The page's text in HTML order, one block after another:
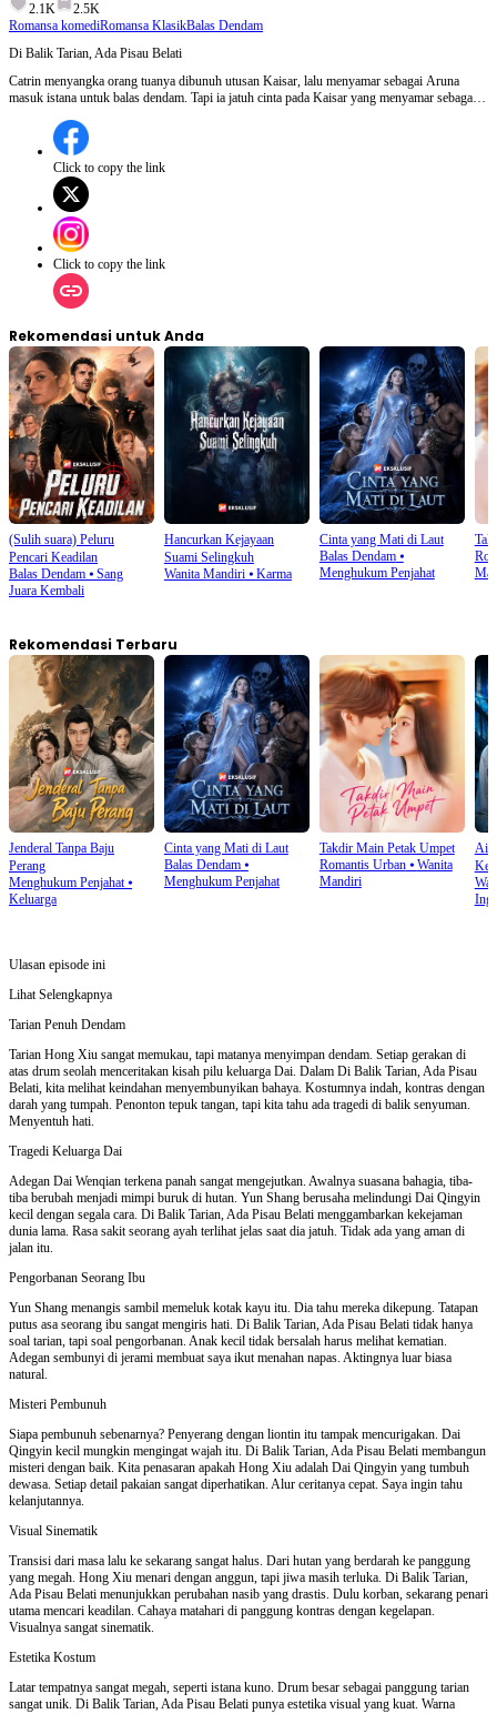
2.1K
2.5K
Romansa komediRomansa KlasikBalas Dendam
Di Balik Tarian, Ada Pisau Belati
Catrin menyangka orang tuanya dibunuh utusan Kaisar, lalu menyamar sebagai Aruna
masuk istana untuk balas dendam. Tapi ia jatuh cinta pada Kaisar yang menyamar sebagai
pelaku sebenarnya. Mereka membongkar konspirasi, Catrin mendapat balasan, dan nikahi
Kaisar.
Click to copy the link
Click to copy the link
Rekomendasi untuk Anda
(Sulih suara) Peluru
Pencari Keadilan
Balas Dendam ⦁ Sang
Juara Kembali
Hancurkan Kejayaan
Suami Selingkuh
Wanita Mandiri⦁ Karma
Cinta yang Mati di Laut
Balas Dendam⦁
Menghukum Penjahat
Rekomendasi Terbaru
Jenderal Tanpa Baju
Perang
Menghukum Penjahat⦁
Keluarga
Cinta yang Mati di Laut
Balas Dendam⦁
Menghukum Penjahat
Takdir Main Petak Umpet
Romantis Urban⦁ Wanita
Mandiri
Air
Ulasan episode ini
Lihat Selengkapnya
Tarian Penuh Dendam
Tarian Hong Xiu sangat memukau, tapi matanya menyimpan dendam. Setiap gerakan di
atas drum seolah menceritakan kisah pilu keluarga Dai. Dalam Di Balik Tarian, Ada Pisau
Belati, kita melihat keindahan menyembunyikan bahaya. Kostumnya indah, kontras dengan
darah yang tumpah. Penonton tepuk tangan, tapi kita tahu ada tragedi di balik senyuman.
Menyentuh hati.
Tragedi Keluarga Dai
Adegan Dai Wenqian terkena panah sangat mengejutkan. Awalnya suasana bahagia, tiba-
tiba berubah menjadi mimpi buruk di hutan. Yun Shang berusaha melindungi Dai Qingyin
kecil dengan segala cara. Di Balik Tarian, Ada Pisau Belati menggambarkan kekejaman
dunia lama. Rasa sakit seorang ayah terlihat jelas saat dia jatuh. Tidak ada yang aman di
jalan itu.
Pengorbanan Seorang Ibu
Yun Shang menangis sambil memeluk kotak kayu itu. Dia tahu mereka dikepung. Tatapan
putus asa seorang ibu sangat mengiris hati. Di Balik Tarian, Ada Pisau Belati tidak hanya
soal tarian, tapi soal pengorbanan. Anak kecil tidak bersalah harus melihat kematian.
Adegan sembunyi di jerami membuat saya ikut menahan napas. Aktingnya luar biasa
natural.
Misteri Pembunuh
Siapa pembunuh sebenarnya? Penyerang dengan liontin itu tampak mencurigakan. Dai
Qingyin kecil mungkin mengingat wajah itu. Di Balik Tarian, Ada Pisau Belati membangun
misteri dengan baik. Kita penasaran apakah Hong Xiu adalah Dai Qingyin yang tumbuh
dewasa. Setiap detail pakaian sangat diperhatikan. Alur ceritanya cepat. Saya ingin tahu
kelanjutannya.
Visual Sinematik
Transisi dari masa lalu ke sekarang sangat halus. Dari hutan yang berdarah ke panggung
yang megah. Hong Xiu menari dengan anggun, tapi jiwa masih terluka. Di Balik Tarian,
Ada Pisau Belati menunjukkan perubahan nasib yang drastis. Dulu korban, sekarang penari
utama mencari keadilan. Cahaya matahari di panggung kontras dengan kegelapan.
Visualnya sangat sinematik.
Estetika Kostum
Latar tempatnya sangat megah, seperti istana kuno. Drum besar sebagai panggung tarian
sangat unik. Di Balik Tarian, Ada Pisau Belati punya estetika visual yang kuat. Warna